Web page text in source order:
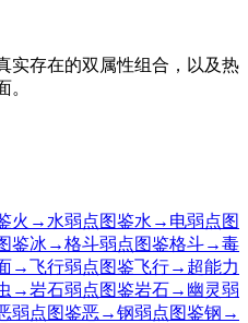
实存在的双属性组合，以及热
。
火 → 水弱点图鉴水 → 电弱点图
鉴冰 →格斗弱点图鉴格斗→毒
→飞行弱点图鉴飞行→ 超能力
→岩石弱点图鉴岩石→ 幽灵弱
弱点图鉴恶→钢弱点图鉴钢 →